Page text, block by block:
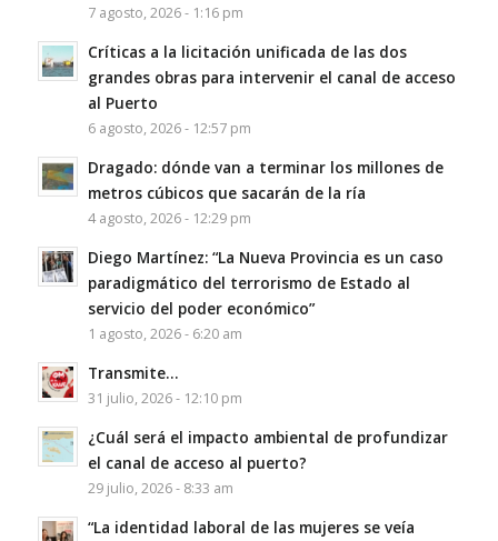
7 agosto, 2026 - 1:16 pm
Críticas a la licitación unificada de las dos
grandes obras para intervenir el canal de acceso
al Puerto
6 agosto, 2026 - 12:57 pm
Dragado: dónde van a terminar los millones de
metros cúbicos que sacarán de la ría
4 agosto, 2026 - 12:29 pm
Diego Martínez: “La Nueva Provincia es un caso
paradigmático del terrorismo de Estado al
servicio del poder económico”
1 agosto, 2026 - 6:20 am
Transmite…
31 julio, 2026 - 12:10 pm
¿Cuál será el impacto ambiental de profundizar
el canal de acceso al puerto?
29 julio, 2026 - 8:33 am
“La identidad laboral de las mujeres se veía